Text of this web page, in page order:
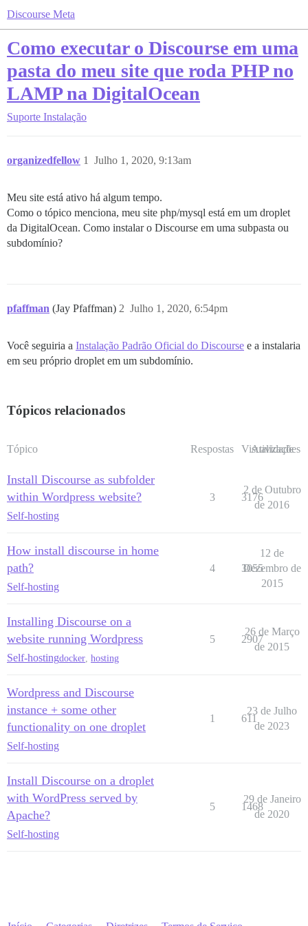
Discourse Meta
Como executar o Discourse em uma
pasta do meu site que roda PHP no
LAMP na DigitalOcean
Suporte Instalação
organizedfellow Julho 1, 2020, 9:13am
1
Meu site está ativo há algum tempo.
Como o tópico menciona, meu site php/mysql está em um droplet
da DigitalOcean. Como instalar o Discourse em uma subpasta ou
subdomínio?
pfaffman (Jay Pfaffman) Julho 1, 2020, 6:54pm
2
Você seguiria a Instalação Padrão Oficial do Discourse e a instalaria
em seu próprio droplet em um subdomínio.
Tópicos relacionados
Tópico Respostas Visualizações
Atividade
Install Discourse as subfolder
within Wordpress website?
Self-hosting
3 3176
2 de Outubro
de 2016
How install discourse in home
path?
Self-hosting
4 3055
12 de
Dezembro de
2015
Installing Discourse on a
website running Wordpress
Self-hostingdocker hosting
5 2907
26 de Março
de 2015
Wordpress and Discourse
instance + some other
functionality on one droplet
Self-hosting
1 611
23 de Julho
de 2023
Install Discourse on a droplet
with WordPress served by
Apache?
Self-hosting
5 1468
29 de Janeiro
de 2020